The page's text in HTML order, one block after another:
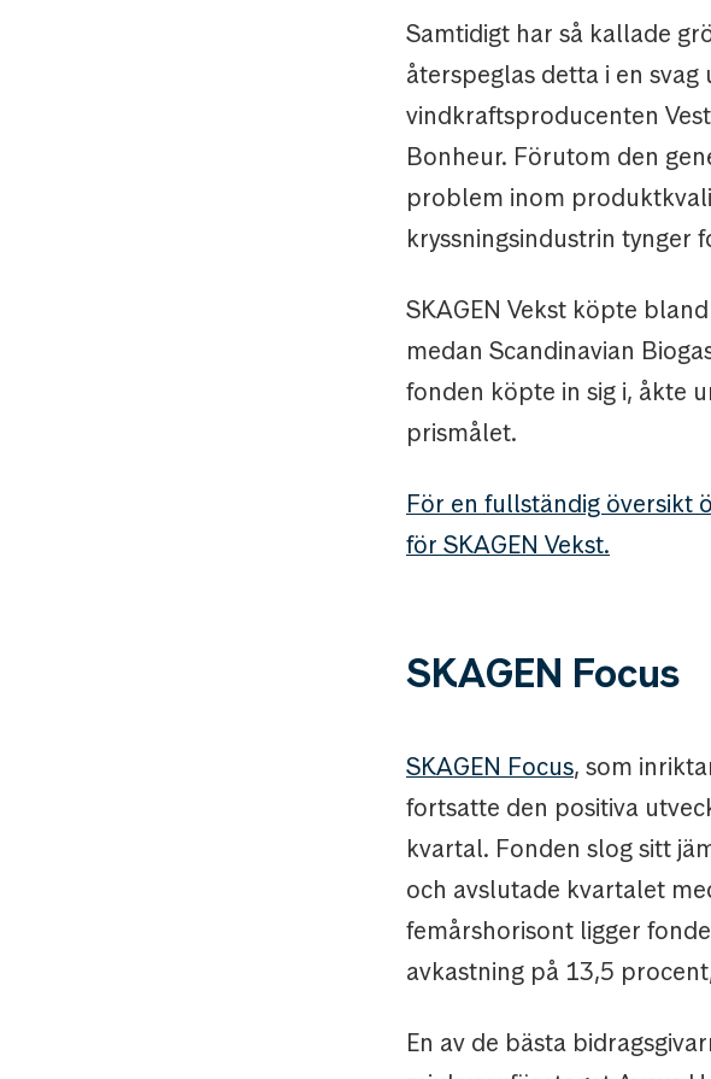
Samtidigt har så kallade
återspeglas detta i en
vindkraftsproducenten
Bonheur. Förutom den
problem inom
kryssningsindustrin tynger
SKAGEN Vekst köpte
medan Scandinavian
fonden köpte in sig i, åkte
prismålet.
För en fullständig översikt
för SKAGEN Vekst.
SKAGEN Focus
SKAGEN Focus, som
fortsatte den positiva
kvartal. Fonden slog sitt
och avslutade kvartalet
femårshorisont ligger
avkastning på 13,5
En av de bästa